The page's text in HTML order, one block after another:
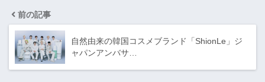
前の記事
自然由来の韓国コスメブランド「ShionLe」ジ
ャパンアンバサ…